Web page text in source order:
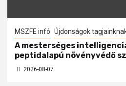
MSZFE infó Újdonságok
A mesterséges
peptidalapú növényvédő
2026-08-07